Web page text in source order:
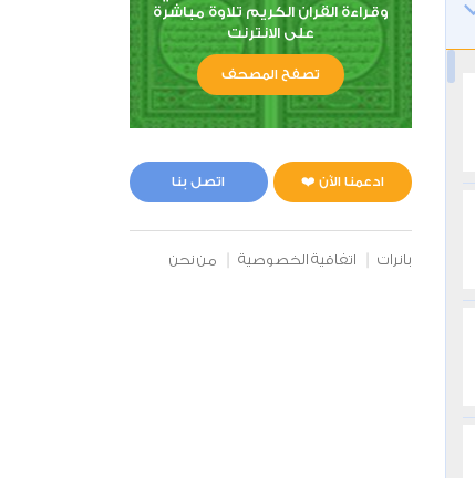
وقراءة القران الكريم تلاوة مباشرة
على الانترنت
تصفح المصحف
ادعمنا الآن ❤️ اتصل بنا
بانرات اتفاقية الخصوصية من نحن